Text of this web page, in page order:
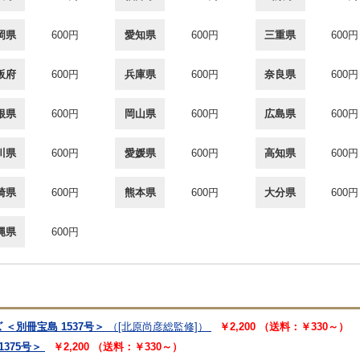
県 600円 愛知県 600円 三重県 600円
府 600円 兵庫県 600円 奈良県 600円
県 600円 岡山県 600円 広島県 600円
県 600円 愛媛県 600円 高知県 600円
県 600円 熊本県 600円 大分県 600円
県 600円
別冊宝島 1537号＞ （[北原尚彦総監修]）
￥2,200 （送料：￥330～）
号＞
￥2,200 （送料：￥330～）